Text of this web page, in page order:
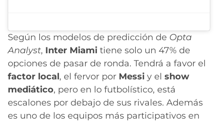
Según los modelos de predicción de Opta
Analyst, Inter Miami tiene solo un 47% de
opciones de pasar de ronda. Tendrá a favor el
factor local, el fervor por Messi y el show
mediático, pero en lo futbolístico, está
escalones por debajo de sus rivales. Además
es uno de los equipos más participativos en